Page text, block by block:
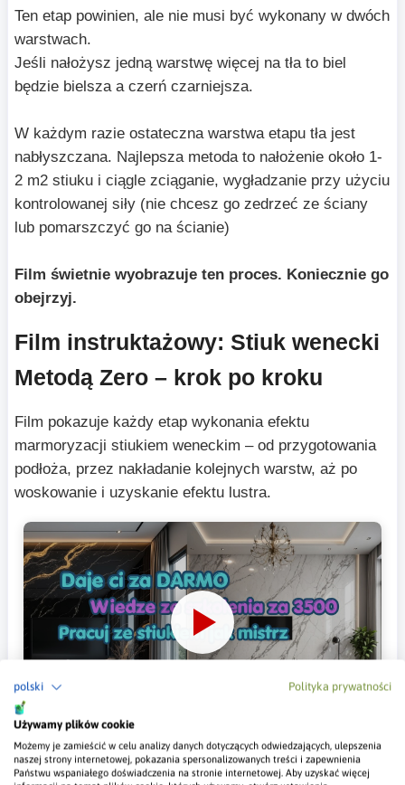
polski Polityka prywatności
Używamy plików cookie
Możemy je zamieścić w celu analizy danych dotyczących odwiedzających, ulepszenia
naszej strony internetowej, pokazania spersonalizowanych treści i zapewnienia
Państwu wspaniałego doświadczenia na stronie internetowej. Aby uzyskać więcej
Ten etap powinien, ale nie musi być wykonany w dwóch
warstwach.
Jeśli nałożysz jedną warstwę więcej na tła to biel
będzie bielsza a czerń czarniejsza.
W każdym razie ostateczna warstwa etapu tła jest
nabłyszczana. Najlepsza metoda to nałożenie około 1-
2 m2 stiuku i ciągle zciąganie, wygładzanie przy użyciu
kontrolowanej siły (nie chcesz go zedrzeć ze ściany
lub pomarszczyć go na ścianie)
Film świetnie wyobrazuje ten proces. Koniecznie go
obejrzyj.
Film instruktażowy: Stiuk wenecki
Metodą Zero – krok po kroku
Film pokazuje każdy etap wykonania efektu
marmoryzacji stiukiem weneckim – od przygotowania
podłoża, przez nakładanie kolejnych warstw, aż po
woskowanie i uzyskanie efektu lustra.
III Warstwa – tworzenie wzorów, żył,